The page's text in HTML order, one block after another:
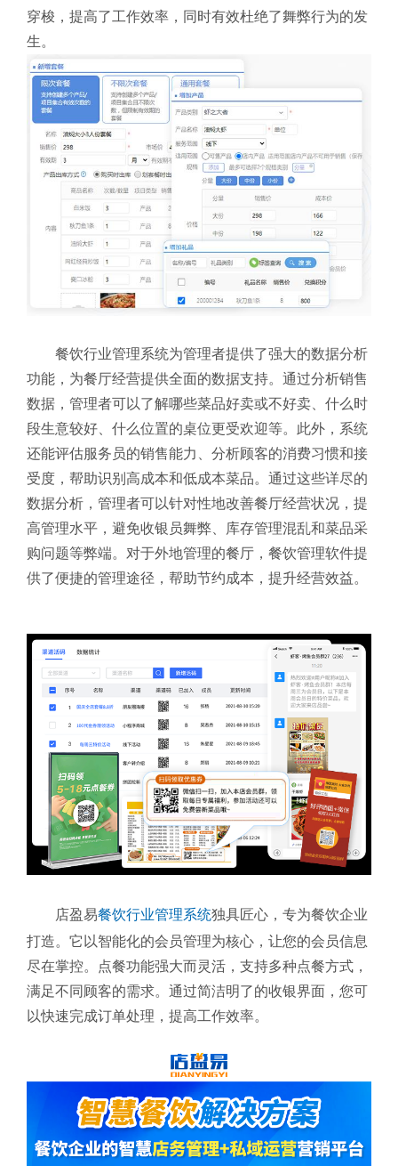
穿梭，提高了工作效率，同时有效杜绝了舞弊行为的发
生。
餐饮行业管理系统为管理者提供了强大的数据分析
功能，为餐厅经营提供全面的数据支持。通过分析销售
数据，管理者可以了解哪些菜品好卖或不好卖、什么时
段生意较好、什么位置的桌位更受欢迎等。此外，系统
还能评估服务员的销售能力、分析顾客的消费习惯和接
受度，帮助识别高成本和低成本菜品。通过这些详尽的
数据分析，管理者可以针对性地改善餐厅经营状况，提
高管理水平，避免收银员舞弊、库存管理混乱和菜品采
购问题等弊端。对于外地管理的餐厅，餐饮管理软件提
供了便捷的管理途径，帮助节约成本，提升经营效益。
店盈易餐饮行业管理系统独具匠心，专为餐饮企业
打造。它以智能化的会员管理为核心，让您的会员信息
尽在掌控。点餐功能强大而灵活，支持多种点餐方式，
满足不同顾客的需求。通过简洁明了的收银界面，您可
以快速完成订单处理，提高工作效率。